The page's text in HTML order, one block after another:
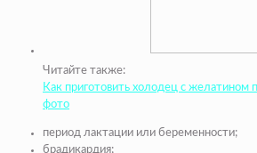
Читайте также:
Как приготовить холодец с желатином
фото
период лактации или беременности;
брадикардия;